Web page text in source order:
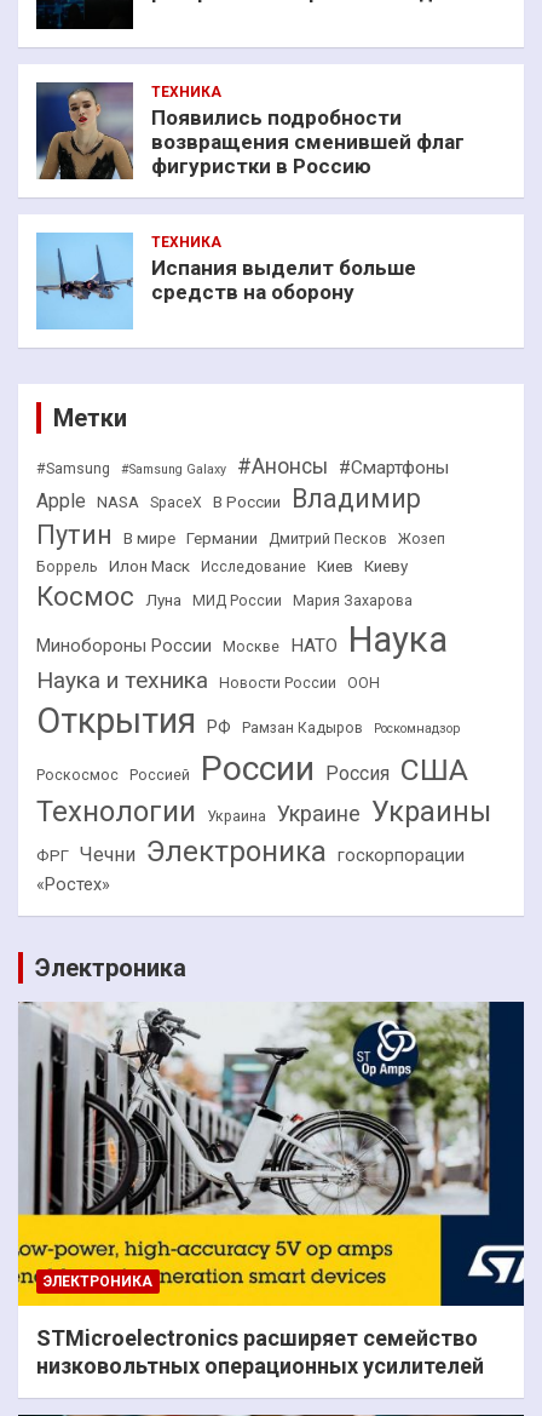
ТЕХНИКА
Появились подробности
возвращения сменившей флаг
фигуристки в Россию
ТЕХНИКА
Испания выделит больше
средств на оборону
Метки
#Samsung #Samsung Galaxy #Анонсы #Смартфоны
Apple NASA SpaceX В России
Владимир
Путин
В мире Германии Дмитрий Песков
Жозеп
Боррель
Илон Маск Исследование Киев Киеву
Космос Луна МИД России Мария Захарова
Минобороны России Москве НАТО Наука
Наука и техника Новости России ООН
Открытия РФ Рамзан Кадыров Роскомнадзор
Роскосмос Россией России Россия США
Технологии Украина Украине Украины
ФРГ Чечни Электроника госкорпорации
«Ростех»
Электроника
ЭЛЕКТРОНИКА
STMicroelectronics расширяет семейство
низковольтных операционных усилителей